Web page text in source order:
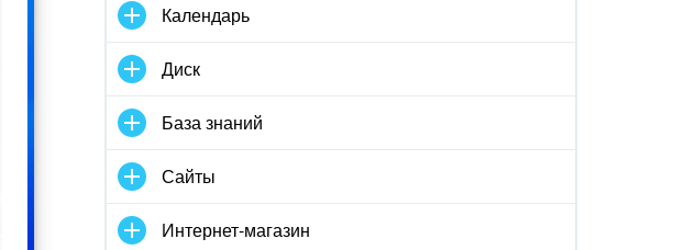
Календарь
Диск
База знаний
Сайты
Интернет-магазин